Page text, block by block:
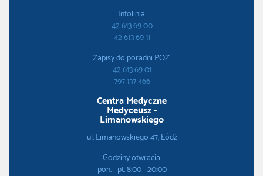
Infolinia:
42 613 69 00
42 613 69 11
Zapisy do poradni POZ:
42 613 69 01
797 137 466
Centra Medyczne
Medyceusz -
Limanowskiego
ul. Limanowskiego 47, Łódź
Godziny otwracia:
pon. - pt. 8:00 - 20:00